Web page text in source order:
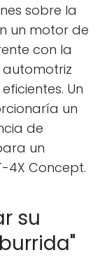
sobre la
un motor de
con la
Un
un
de
un
4X Concept.
su